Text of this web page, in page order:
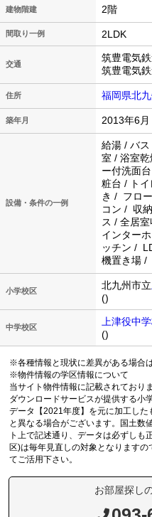
建物階建 2階
間取り一例 2LDK
交通
筑豊電気
筑豊電気
住所 福岡県北
築年月 2013年6月
設備・条件の一例
給湯 / バ
室 / 浴室
ー付洗面
粧台 / ト
き / フロ
コン / 収
ス / 全居
インター
ッチン /
機置き場 /
小学校区 北九州市立
()
中学校区
上津役中
()
※各種情報と現状に差異がある場合
※物件情報の学区情報について
当サイト物件情報に記載されており
ダウンロードサービスが提供する小
データ【2021年度】を元に加工し
と異なる場合がございます。国土数
ト上で記述通り、データは必ずしも
区)は毎年見直しの対象となります
てご活用下さい。
お部屋探し